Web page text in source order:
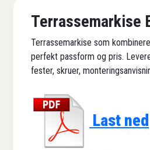
Terrassemarkise
Terrassemarkise som
perfekt passform og pris.
fester, skruer,
Last ned